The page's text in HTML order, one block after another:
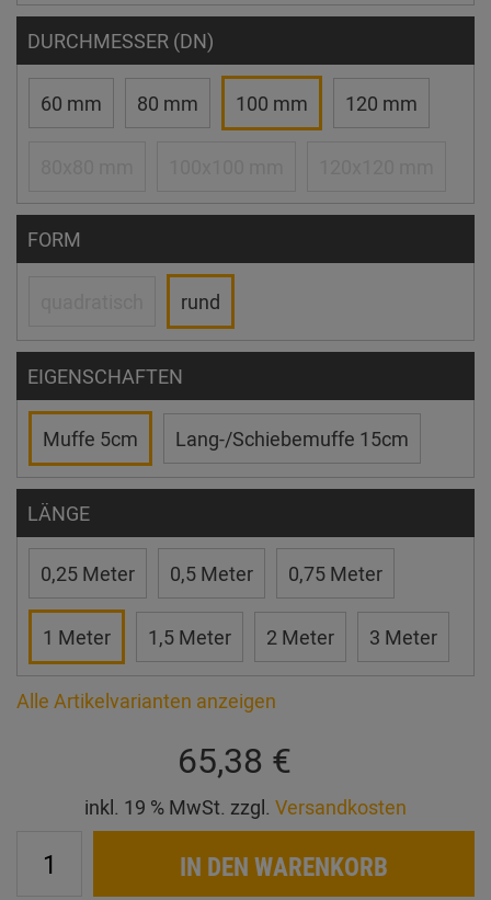
DURCHMESSER (DN)
60 mm 80 mm 100 mm 120 mm
FORM
rund
EIGENSCHAFTEN
Muffe 5cm Lang-/Schiebemuffe 15cm
LÄNGE
0,25 Meter 0,5 Meter 0,75 Meter
1 Meter 1,5 Meter 2 Meter 3 Meter
Alle Artikelvarianten anzeigen
65,38 €
inkl. 19 % MwSt. zzgl. Versandkosten
IN DEN WARENKORB